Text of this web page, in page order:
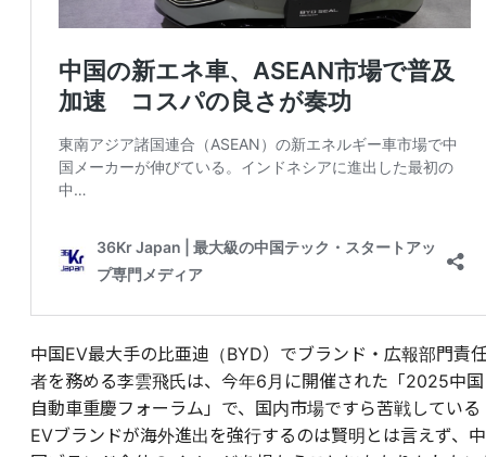
中国EV最大手の比亜迪（BYD）でブランド・広報部門責
者を務める李雲飛氏は、今年6月に開催された「2025中国
自動車重慶フォーラム」で、国内市場ですら苦戦している
EVブランドが海外進出を強行するのは賢明とは言えず、中